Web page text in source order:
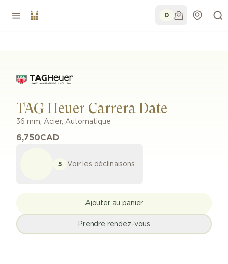
0
TAG Heuer Carrera Date
36 mm, Acier, Automatique
6,750CAD
5 Voir les déclinaisons
Ajouter au panier
Prendre rendez-vous